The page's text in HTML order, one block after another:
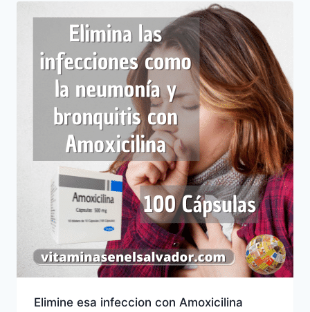
Elimine esa infeccion con Amoxicilina